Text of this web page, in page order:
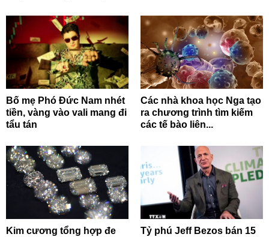
Bố mẹ Phó Đức Nam nhét
tiền, vàng vào vali mang đi
tẩu tán
Các nhà khoa học Nga tạo
ra chương trình tìm kiếm
các tế bào liên...
Kim cương tổng hợp đe
Tỷ phú Jeff Bezos bán 15